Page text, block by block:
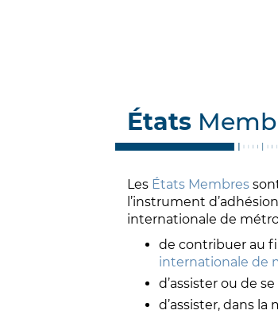
États
Les États Membres
l’instrument
internationale de
de contribuer au
internationale de
d’assister ou de
d’assister, dans